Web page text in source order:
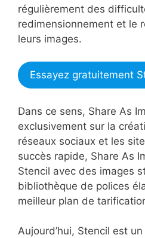
régulièrement des
redimensionnement et le
leurs images.
Essayez gratuitement
Dans ce sens, Share As
exclusivement sur la
réseaux sociaux et les
succès rapide, Share As
Stencil avec des images
bibliothèque de polices
meilleur plan de
Aujourd’hui, Stencil est